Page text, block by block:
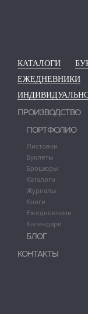
КАТАЛОГИ
ЕЖЕДНЕВНИКИ
ПРОИЗВОДСТВО
ПОРТФОЛИО
Листовки
Буклеты
Брошюры
Каталоги
Журналы
Книги
Ежедневники
Календари
БЛОГ
КОНТАКТЫ